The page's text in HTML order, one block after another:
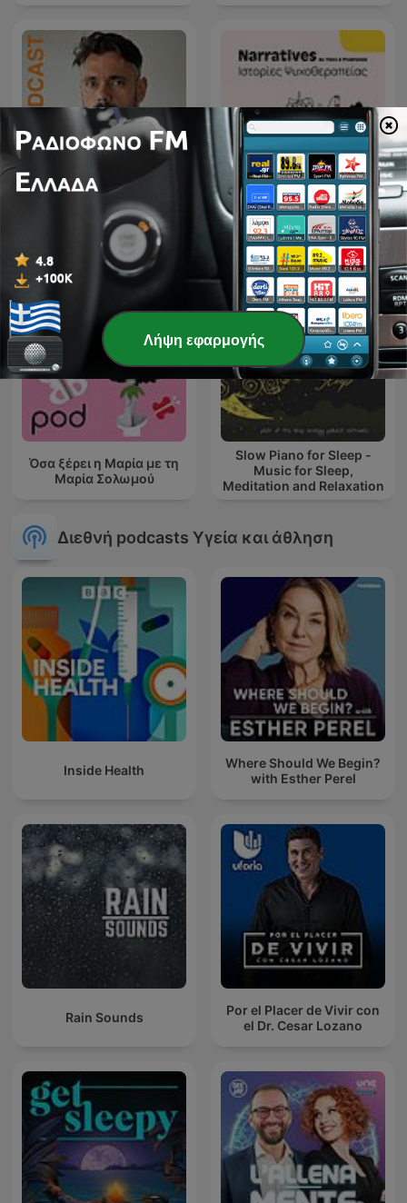
Στο Βάθος της Ψυχής
Narratives Ιστορίες
Ψυχοθεραπείας
Όσα ξέρει η Μαρία με τη
Μαρία Σολωμού
Slow Piano for Sleep -
Music for Sleep,
Meditation and Relaxation
Διεθνή podcasts Υγεία και άθληση
Inside Health
Where Should We Begin?
with Esther Perel
Rain Sounds
Por el Placer de Vivir con
el Dr. Cesar Lozano
Λήψη εφαρμογής